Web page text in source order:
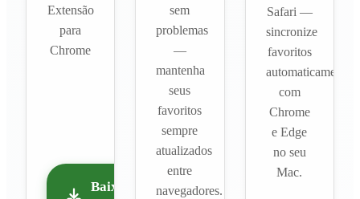
Extensão
para
Chrome
Baixar extensão para
sem
problemas
—
mantenha
seus
favoritos
sempre
atualizados
entre
navegadores.
Safari —
sincronize
favoritos
automaticamente
com
Chrome
e Edge
no seu
Mac.